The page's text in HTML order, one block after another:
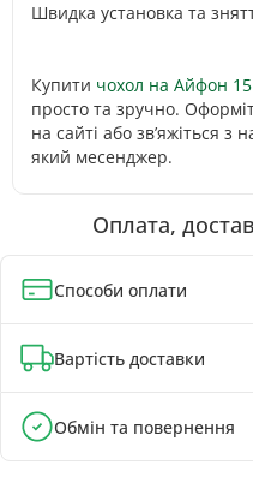
Швидка установка та
Купити чохол на Айфон
просто та зручно.
на сайті або зв’яжіться
який месенджер.
Оплата,
Способи оплати
Оплата при отриманні
Онлайн-оплата карткою,
Вартість доставки
Відділення Нової Пошти -
Поштомати Нової Пошти -
Обмін та повернення